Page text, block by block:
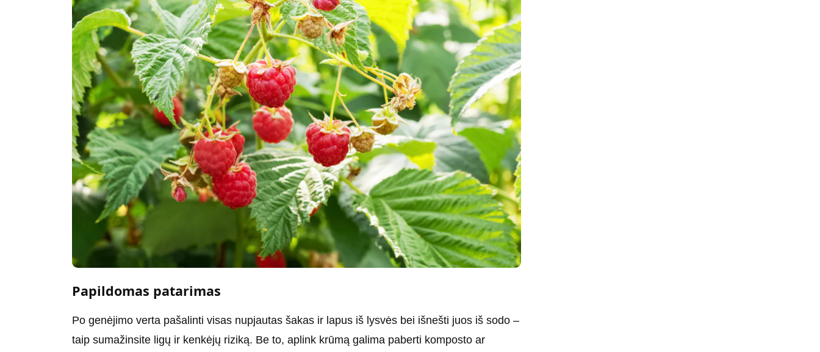
Papildomas patarimas
Po genėjimo verta pašalinti visas nupjautas šakas ir lapus iš lysvės bei išnešti juos iš sodo –
taip sumažinsite ligų ir kenkėjų riziką. Be to, aplink krūmą galima paberti komposto ar